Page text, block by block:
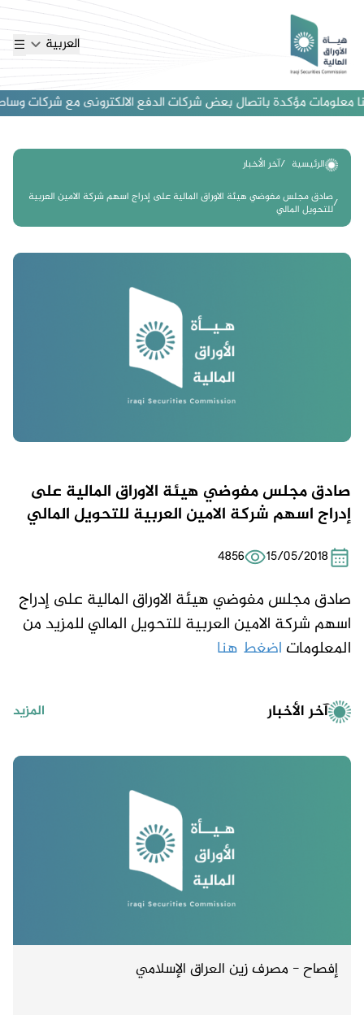
العربية
معلومات مؤكدة باتصال بعض شركات الدفع الالكترونى مع شركات وساطة
الرئيسية
آخر الأخبار
صادق مجلس مفوضي هيئة الاوراق المالية على إدراج اسهم شركة الامين العربية
للتحويل المالي
صادق مجلس مفوضي هيئة الاوراق المالية على
إدراج اسهم شركة الامين العربية للتحويل المالي
15/05/2018
4856
صادق مجلس مفوضي هيئة الاوراق المالية على إدراج
اسهم شركة الامين العربية للتحويل المالي للمزيد من
المعلومات اضغط هنا
آخر الأخبار المزيد
إفصاح - مصرف زين العراق الإسلامي